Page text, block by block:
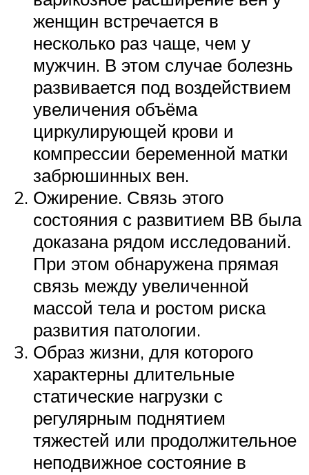
женщин встречается в
несколько раз чаще, чем у
мужчин. В этом случае болезнь
развивается под воздействием
увеличения объёма
циркулирующей крови и
компрессии беременной матки
забрюшинных вен.
Ожирение. Связь этого
состояния с развитием ВВ была
доказана рядом исследований.
При этом обнаружена прямая
связь между увеличенной
массой тела и ростом риска
развития патологии.
Образ жизни, для которого
характерны длительные
статические нагрузки с
регулярным поднятием
тяжестей или продолжительное
неподвижное состояние в